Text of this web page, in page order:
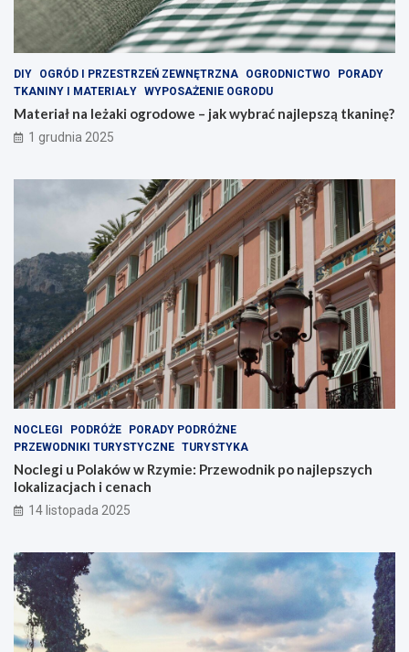
DIY OGRÓD I PRZESTRZEŃ ZEWNĘTRZNA OGRODNICTWO
PORADY
TKANINY I MATERIAŁY WYPOSAŻENIE OGRODU
Materiał na leżaki ogrodowe – jak wybrać najlepszą tkaninę?
1 grudnia 2025
NOCLEGI PODRÓŻE
PORADY PODRÓŻNE
PRZEWODNIKI TURYSTYCZNE TURYSTYKA
Noclegi u Polaków w Rzymie: Przewodnik po najlepszych
lokalizacjach i cenach
14 listopada 2025